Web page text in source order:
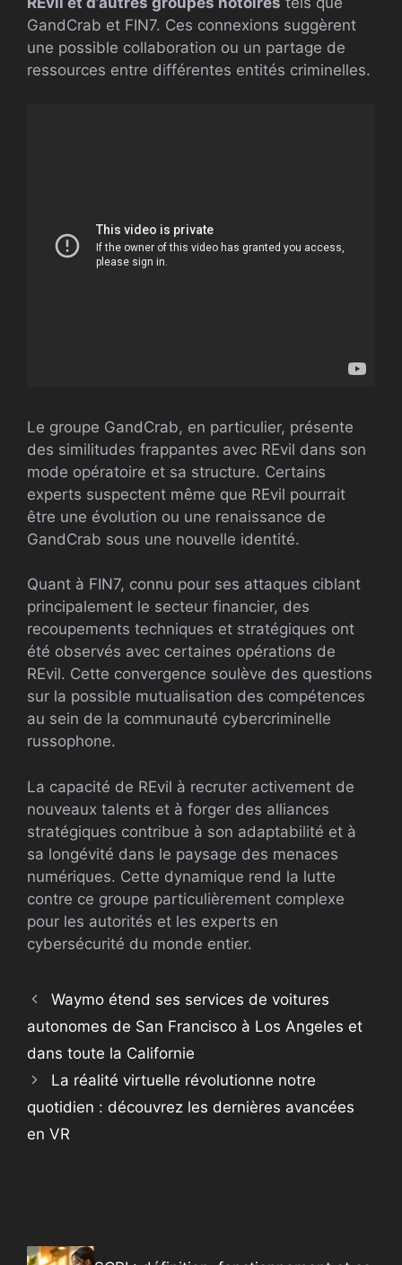
GandCrab et FIN7. Ces connexions suggèrent
une possible collaboration ou un partage de
ressources entre différentes entités criminelles.
Le groupe GandCrab, en particulier, présente
des similitudes frappantes avec REvil dans son
mode opératoire et sa structure. Certains
experts suspectent même que REvil pourrait
être une évolution ou une renaissance de
GandCrab sous une nouvelle identité.
Quant à FIN7, connu pour ses attaques ciblant
principalement le secteur financier, des
recoupements techniques et stratégiques ont
été observés avec certaines opérations de
REvil. Cette convergence soulève des questions
sur la possible mutualisation des compétences
au sein de la communauté cybercriminelle
russophone.
La capacité de REvil à recruter activement de
nouveaux talents et à forger des alliances
stratégiques contribue à son adaptabilité et à
sa longévité dans le paysage des menaces
numériques. Cette dynamique rend la lutte
contre ce groupe particulièrement complexe
pour les autorités et les experts en
cybersécurité du monde entier.
Waymo étend ses services de voitures
autonomes de San Francisco à Los Angeles et
dans toute la Californie
La réalité virtuelle révolutionne notre
quotidien : découvrez les dernières avancées
en VR